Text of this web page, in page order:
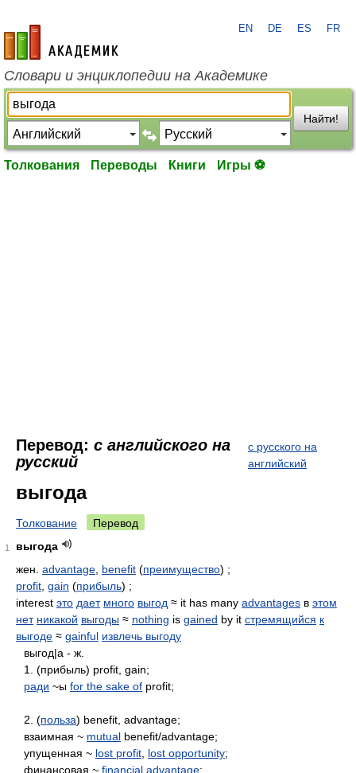
academic.ru
EN DE ES FR
Словари и энциклопедии на Академике
Найти!
Толкования Переводы Книги Игры ⚽
Перевод: с английского на
русский
с русского на
английский
выгода
Толкование Перевод
1
выгода
жен. advantage benefit (преимущество) ;
profit gain (прибыль) ;
interest это дает много выгод ≈ it has many advantages в этом
нет никакой выгоды ≈ nothing is gained by it стремящийся к
выгоде ≈ gainful извлечь выгоду
выгод|а - ж.
1. (прибыль) profit, gain;
ради ~ы for the sake of profit;
2. (польза) benefit, advantage;
взаимная ~ mutual benefit/advantage;
упущенная ~ lost profit lost opportunity;
финансовая ~ financial advantage;